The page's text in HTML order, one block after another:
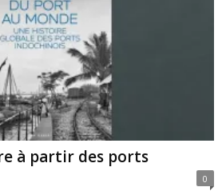
à partir des ports
0